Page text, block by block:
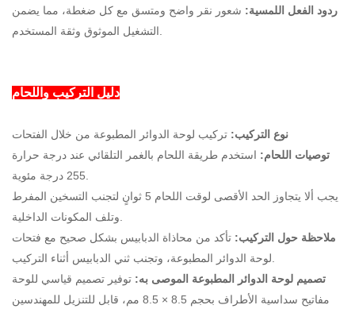
ردود الفعل اللمسية: شعور نقر واضح ومتسق مع كل ضغطة، مما يضمن
التشغيل الموثوق وثقة المستخدم.
دليل التركيب واللحام
نوع التركيب: تركيب لوحة الدوائر المطبوعة من خلال الفتحات
توصيات اللحام: استخدم طريقة اللحام بالغمر التلقائي عند درجة حرارة
255 درجة مئوية.
يجب ألا يتجاوز الحد الأقصى لوقت اللحام 5 ثوانٍ لتجنب التسخين المفرط
وتلف المكونات الداخلية.
ملاحظة حول التركيب: تأكد من محاذاة الدبابيس بشكل صحيح مع فتحات
لوحة الدوائر المطبوعة، وتجنب ثني الدبابيس أثناء التركيب.
تصميم لوحة الدوائر المطبوعة الموصى به: توفير تصميم قياسي للوحة
مفاتيح سداسية الأطراف بحجم 8.5 × 8.5 مم، قابل للتنزيل للمهندسين